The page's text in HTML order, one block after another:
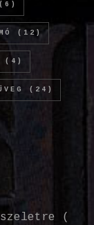
(12)
(4)
(24)
(